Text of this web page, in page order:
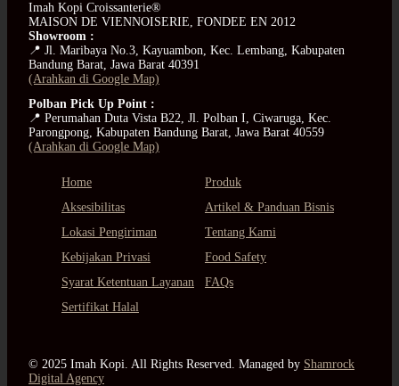
Imah Kopi Croissanterie®
MAISON DE VIENNOISERIE, FONDEE EN 2012
Showroom :
📍 Jl. Maribaya No.3, Kayuambon, Kec. Lembang, Kabupaten
Bandung Barat, Jawa Barat 40391
(Arahkan di Google Map)
Polban Pick Up Point :
📍 Perumahan Duta Vista B22, Jl. Polban I, Ciwaruga, Kec.
Parongpong, Kabupaten Bandung Barat, Jawa Barat 40559
(Arahkan di Google Map)
Home
Produk
Aksesibilitas
Artikel & Panduan Bisnis
Lokasi Pengiriman
Tentang Kami
Kebijakan Privasi
Food Safety
Syarat Ketentuan Layanan
FAQs
Sertifikat Halal
© 2025 Imah Kopi. All Rights Reserved. Managed by Shamrock
Digital Agency